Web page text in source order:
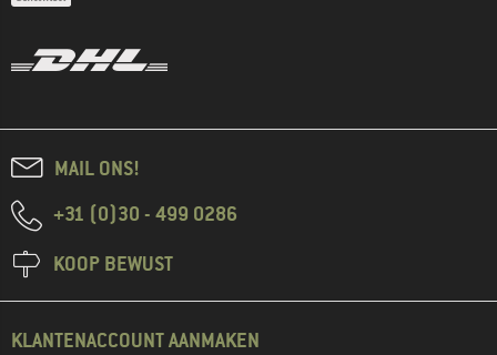
MAIL ONS!
+31 (0)30 - 499 0286
KOOP BEWUST
KLANTENACCOUNT AANMAKEN